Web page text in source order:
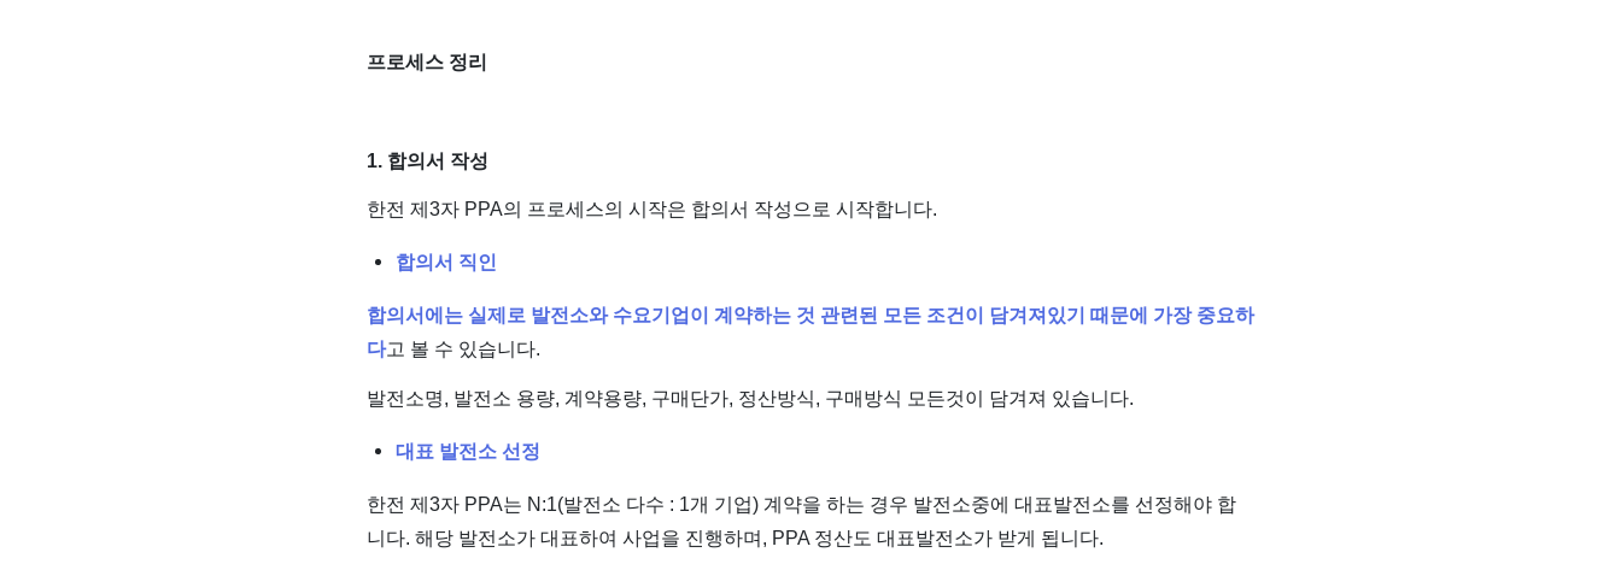
프로세스 정리
1. 합의서 작성
한전 제3자 PPA의 프로세스의 시작은 합의서 작성으로 시작합니다.
합의서 직인
합의서에는 실제로 발전소와 수요기업이 계약하는 것 관련된 모든 조건이 담겨져있기 때문에 가장 중요하
다고 볼 수 있습니다.
발전소명, 발전소 용량, 계약용량, 구매단가, 정산방식, 구매방식 모든것이 담겨져 있습니다.
대표 발전소 선정
한전 제3자 PPA는 N:1(발전소 다수 : 1개 기업) 계약을 하는 경우 발전소중에 대표발전소를 선정해야 합
니다. 해당 발전소가 대표하여 사업을 진행하며, PPA 정산도 대표발전소가 받게 됩니다.